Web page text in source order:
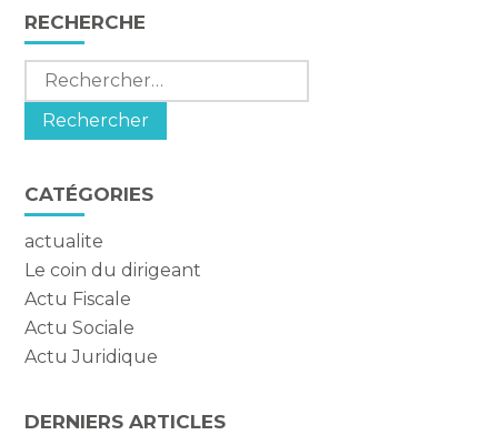
Blog
sidebar
RECHERCHE
Rechercher :
CATÉGORIES
actualite
Le coin du dirigeant
Actu Fiscale
Actu Sociale
Actu Juridique
DERNIERS ARTICLES